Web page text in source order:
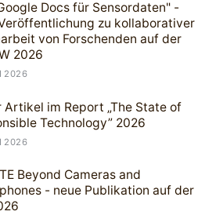
Docs für Sensordaten" -
zu kollaborativer
von Forschenden auf der
2026
2026
Artikel im Report „The State of
Technology” 2026
2026
Beyond Cameras and
- neue Publikation auf der